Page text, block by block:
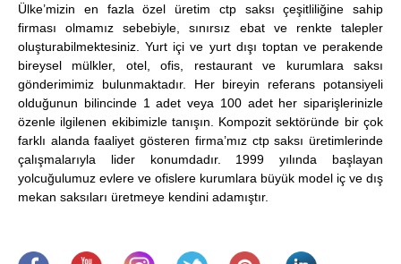
Ülke’mizin en fazla özel üretim ctp saksı çeşitliliğine sahip
firması olmamız sebebiyle, sınırsız ebat ve renkte talepler
oluşturabilmektesiniz. Yurt içi ve yurt dışı toptan ve perakende
bireysel mülkler, otel, ofis, restaurant ve kurumlara saksı
gönderimimiz bulunmaktadır. Her bireyin referans potansiyeli
olduğunun bilincinde 1 adet veya 100 adet her siparişlerinizle
özenle ilgilenen ekibimizle tanışın. Kompozit sektöründe bir çok
farklı alanda faaliyet gösteren firma’mız ctp saksı üretimlerinde
çalışmalarıyla lider konumdadır. 1999 yılında başlayan
yolcuğulumuz evlere ve ofislere kurumlara büyük model iç ve dış
mekan saksıları üretmeye kendini adamıştır.